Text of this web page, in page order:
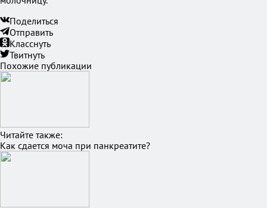
Поделиться
Отправить
Класснуть
Твитнуть
Похожие публикации
Читайте также:
Как сдается моча при панкреатите?